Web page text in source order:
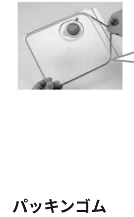
パッキンゴム